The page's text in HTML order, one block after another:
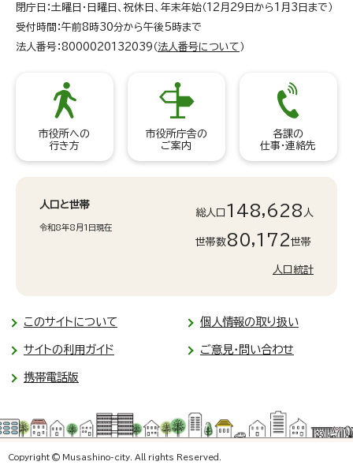
閉庁日：土曜日・日曜日、祝休日、年末年始（12月29日から1月3日まで）
受付時間：午前8時30分から午後5時まで
法人番号：8000020132039（ 法人番号について ）
市役所への
行き方
市役所庁舎の
ご案内
各課の
仕事・連絡先
人口と世帯
令和8年8月1日現在
総人口 148,628 人
世帯数80,172世帯
人口統計
このサイトについて 個人情報の取り扱い
サイトの利用ガイド ご意見・問い合わせ
携帯電話版
Copyright © Musashino-city. All rights Reserved.